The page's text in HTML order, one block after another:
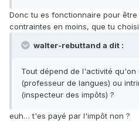
Donc tu es fonctionnaire pour
contraintes en moins, que tu
walter-rebuttand a dit :
Tout dépend de l'activité qu'on
(professeur de langues) ou
(inspecteur des impôts) ?
euh… t'es payé par l'impôt non ?